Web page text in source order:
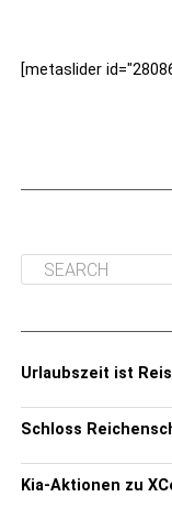
[metaslider
Urlaubszeit ist
Schloss
Kia-Aktionen zu